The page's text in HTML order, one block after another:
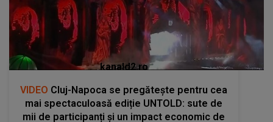
kanald2.ro
VIDEO Cluj-Napoca se pregătește pentru cea
mai spectaculoasă ediție UNTOLD: sute de
mii de participanți și un impact economic de